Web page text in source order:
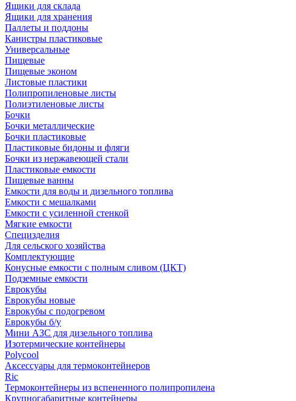
Ящики для склада
Ящики для хранения
Паллеты и поддоны
Канистры пластиковые
Универсальные
Пищевые
Пищевые эконом
Листовые пластики
Полипропиленовые листы
Полиэтиленовые листы
Бочки
Бочки металлические
Бочки пластиковые
Пластиковые бидоны и фляги
Бочки из нержавеющей стали
Пластиковые емкости
Пищевые ванны
Емкости для воды и дизельного топлива
Емкости с мешалками
Емкости с усиленной стенкой
Мягкие емкости
Специзделия
Для сельского хозяйства
Комплектующие
Конусные емкости с полным сливом (ЦКТ)
Подземные емкости
Еврокубы
Еврокубы новые
Еврокубы с подогревом
Еврокубы б/у
Мини АЗС для дизельного топлива
Изотермические контейнеры
Polycool
Аксессуары для термоконтейнеров
Ric
Термоконтейнеры из вспененного полипропилена
Крупногабаритные контейнеры